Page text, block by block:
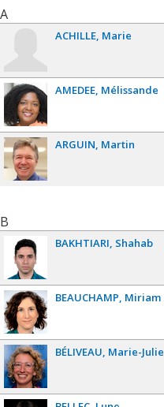
A
ACHILLE Marie
AMEDEE Mélissande
ARGUIN Martin
B
BAKHTIARI Shahab
BEAUCHAMP Miriam
BÉLIVEAU Marie-Julie